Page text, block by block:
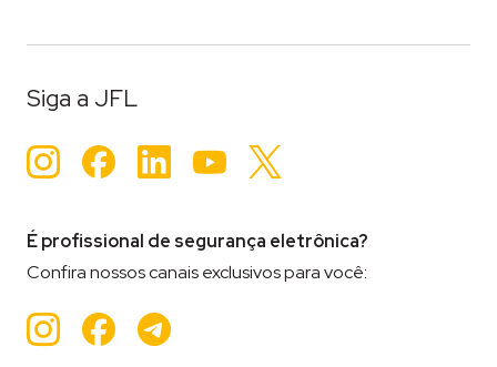
Siga a JFL
Instagram
Facebook
LinkedInYouTube
É profissional de segurança eletrônica?
Confira nossos canais exclusivos para você:
Instagram
Facebook
Teleram